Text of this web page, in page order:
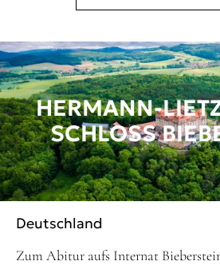
HERMANN-
SCHLOSS
Deutschland
Zum Abitur aufs Internat